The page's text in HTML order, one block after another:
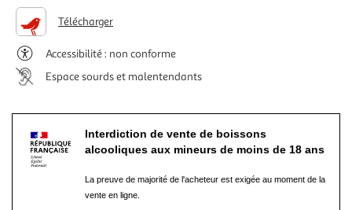
Télécharger
Accessibilité : non conforme
Espace sourds et malentendants
Interdiction de vente de boissons
alcooliques aux mineurs de moins de 18 ans
La preuve de majorité de l'acheteur est exigée au moment de la
vente en ligne.